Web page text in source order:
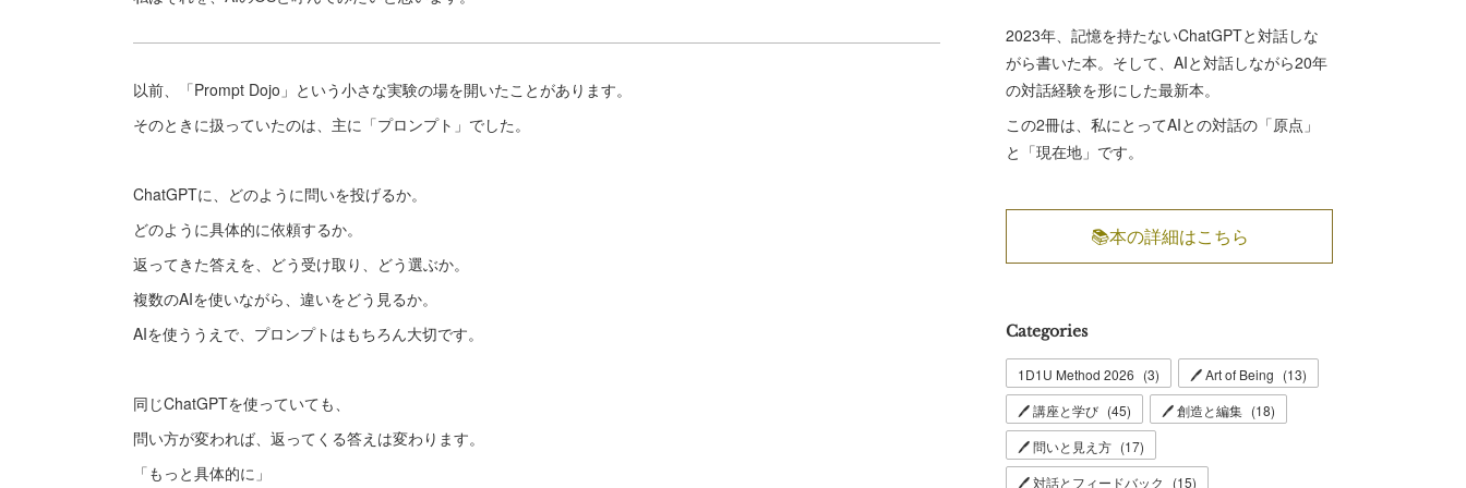
以前、「Prompt Dojo」という小さな実験の場を開いたことがあります。
そのときに扱っていたのは、主に「プロンプト」でした。
ChatGPTに、どのように問いを投げるか。
どのように具体的に依頼するか。
返ってきた答えを、どう受け取り、どう選ぶか。
複数のAIを使いながら、違いをどう見るか。
AIを使ううえで、プロンプトはもちろん大切です。
同じChatGPTを使っていても、
問い方が変われば、返ってくる答えは変わります。
「もっと具体的に」
2023年、記憶を持たないChatGPTと対話しな
がら書いた本。そして、AIと対話しながら20年
の対話経験を形にした最新本。
この2冊は、私にとってAIとの対話の「原点」
と「現在地」です。
📚本の詳細はこちら
Categories
1D1U Method 2026 (3) 🖊 Art of Being (13)
🖊 講座と学び (45) 🖊 創造と編集 (18)
🖊 問いと見え方 (17)
🖊 対話とフィードバック
(15)